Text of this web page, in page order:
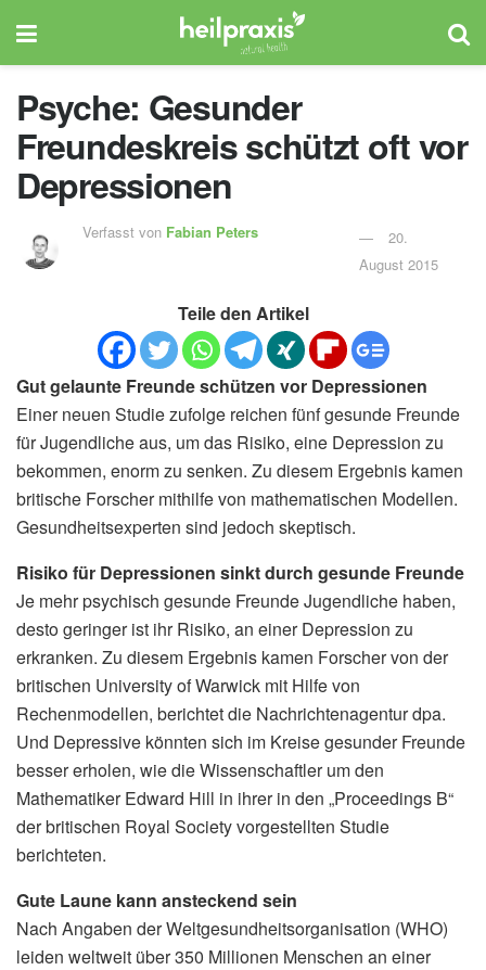
Psyche: Gesunder
Freundeskreis schützt oft vor
Depressionen
Verfasst von Fabian Peters
20.
August 2015
Teile den Artikel
Gut gelaunte Freunde schützen vor Depressionen
Einer neuen Studie zufolge reichen fünf gesunde Freunde
für Jugendliche aus, um das Risiko, eine Depression zu
bekommen, enorm zu senken. Zu diesem Ergebnis kamen
britische Forscher mithilfe von mathematischen Modellen.
Gesundheitsexperten sind jedoch skeptisch.
Risiko für Depressionen sinkt durch gesunde Freunde
Je mehr psychisch gesunde Freunde Jugendliche haben,
desto geringer ist ihr Risiko, an einer Depression zu
erkranken. Zu diesem Ergebnis kamen Forscher von der
britischen University of Warwick mit Hilfe von
Rechenmodellen, berichtet die Nachrichtenagentur dpa.
Und Depressive könnten sich im Kreise gesunder Freunde
besser erholen, wie die Wissenschaftler um den
Mathematiker Edward Hill in ihrer in den „Proceedings B“
der britischen Royal Society vorgestellten Studie
berichteten.
Gute Laune kann ansteckend sein
Nach Angaben der Weltgesundheitsorganisation (WHO)
leiden weltweit über 350 Millionen Menschen an einer